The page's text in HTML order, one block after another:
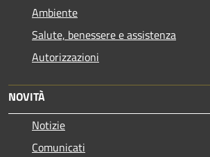
Ambiente
Salute, benessere e assistenza
Autorizzazioni
NOVITÀ
Notizie
Comunicati